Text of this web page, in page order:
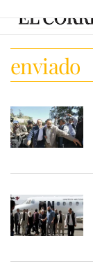
enviado